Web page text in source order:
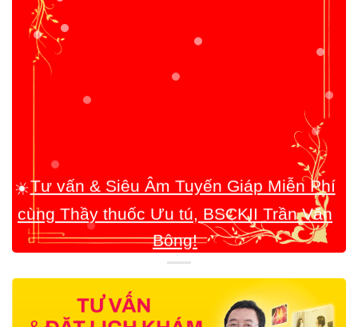
Tư vấn & Siêu Âm Tuyến Giáp Miễn Phí
cùng Thầy thuốc Ưu tú, BSCKII Trần Văn
Bông!
☀️Quy trình chăm sóc Khách Hàng rất
toàn diện!
Chúng tôi coi trọng việc tận tâm giúp đỡ